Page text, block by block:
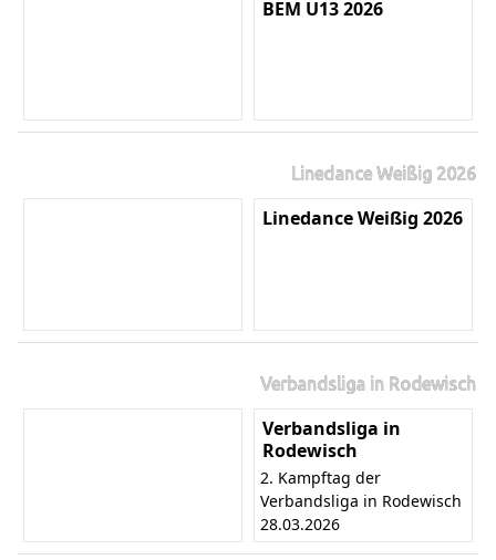
BEM U13 2026
Linedance Weißig 2026
Linedance Weißig 2026
Verbandsliga in Rodewisch
Verbandsliga in
Rodewisch
2. Kampftag der
Verbandsliga in Rodewisch
28.03.2026